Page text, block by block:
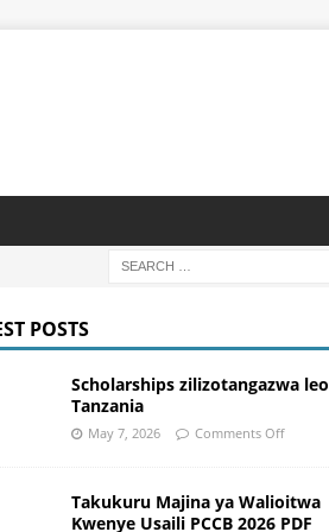
POSTS
Scholarships zilizotangazwa leo
Tanzania
May 7, 2026 Comments Off
Takukuru Majina ya Walioitwa
Kwenye Usaili PCCB 2026 PDF